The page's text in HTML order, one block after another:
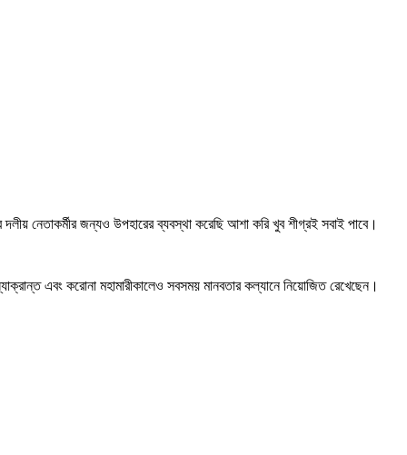
নেতাকর্মীর জন্যও উপহারের ব্যবস্থা করেছি আশা করি খুব শীগ্রই সবাই পাবে।
এবং করোনা মহামারীকালেও সবসময় মানবতার কল্যানে নিয়োজিত রেখেছেন।